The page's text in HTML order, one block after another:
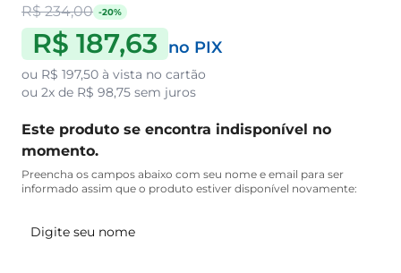
R$ 234,00 -20%
R$ 187,63 no PIX
ou R$ 197,50 à vista no cartão
ou 2x de R$ 98,75 sem juros
Este produto se encontra indisponível no
momento.
Preencha os campos abaixo com seu nome e email para ser
informado assim que o produto estiver disponível novamente: